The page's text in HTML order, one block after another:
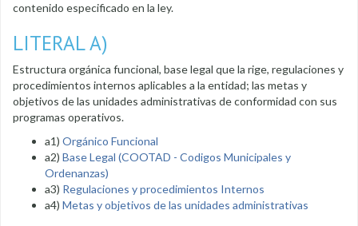
contenido especificado en la ley.
LITERAL A)
Estructura orgánica funcional, base legal que la rige, regulaciones y
procedimientos internos aplicables a la entidad; las metas y
objetivos de las unidades administrativas de conformidad con sus
programas operativos.
a1) Orgánico Funcional
a2) Base Legal (COOTAD - Codigos Municipales y
Ordenanzas)
a3) Regulaciones y procedimientos Internos
a4) Metas y objetivos de las unidades administrativas